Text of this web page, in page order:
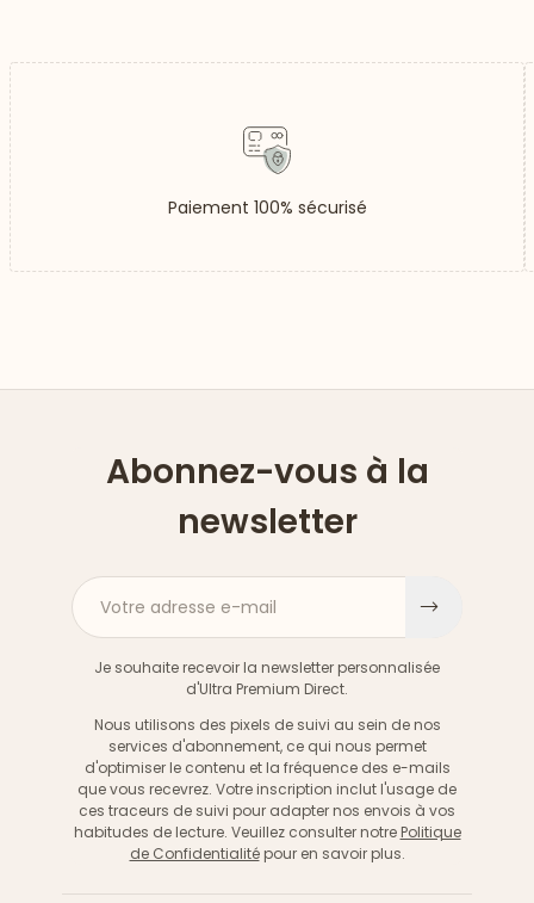
Paiement 100% sécurisé
Abonnez-vous à la
newsletter
Votre adresse e-mail
Je souhaite recevoir la newsletter personnalisée
d'Ultra Premium Direct.
Nous utilisons des pixels de suivi au sein de nos
services d'abonnement, ce qui nous permet
d'optimiser le contenu et la fréquence des e-mails
que vous recevrez. Votre inscription inclut l'usage de
ces traceurs de suivi pour adapter nos envois à vos
habitudes de lecture. Veuillez consulter notre Politique
de Confidentialitépour en savoir plus.